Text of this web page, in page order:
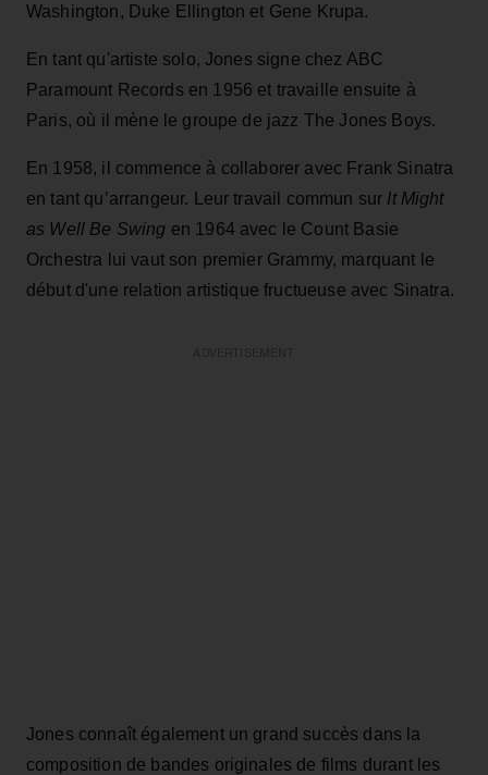
Washington, Duke Ellington et Gene Krupa.
En tant qu'artiste solo, Jones signe chez ABC
Paramount Records en 1956 et travaille ensuite à
Paris, où il mène le groupe de jazz The Jones Boys.
En 1958, il commence à collaborer avec Frank Sinatra
en tant qu’arrangeur. Leur travail commun sur It Might
as Well Be Swing en 1964 avec le Count Basie
Orchestra lui vaut son premier Grammy, marquant le
début d'une relation artistique fructueuse avec Sinatra.
Jones connaît également un grand succès dans la
composition de bandes originales de films durant les